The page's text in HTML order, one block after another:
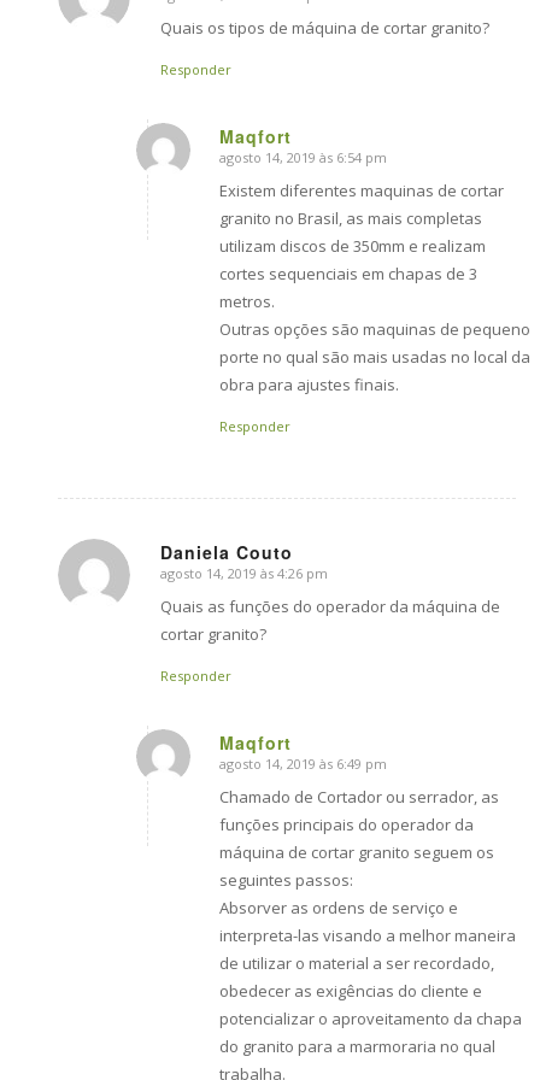
Quais os tipos de máquina de cortar granito?
Responder
Maqfort
says:
agosto 14, 2019 às 6:54 pm
Existem diferentes maquinas de cortar
granito no Brasil, as mais completas
utilizam discos de 350mm e realizam
cortes sequenciais em chapas de 3
metros.
Outras opções são maquinas de pequeno
porte no qual são mais usadas no local da
obra para ajustes finais.
Responder
Daniela Couto
says:
agosto 14, 2019 às 4:26 pm
Quais as funções do operador da máquina de
cortar granito?
Responder
Maqfort
says:
agosto 14, 2019 às 6:49 pm
Chamado de Cortador ou serrador, as
funções principais do operador da
máquina de cortar granito seguem os
seguintes passos:
Absorver as ordens de serviço e
interpreta-las visando a melhor maneira
de utilizar o material a ser recordado,
obedecer as exigências do cliente e
potencializar o aproveitamento da chapa
do granito para a marmoraria no qual
trabalha.